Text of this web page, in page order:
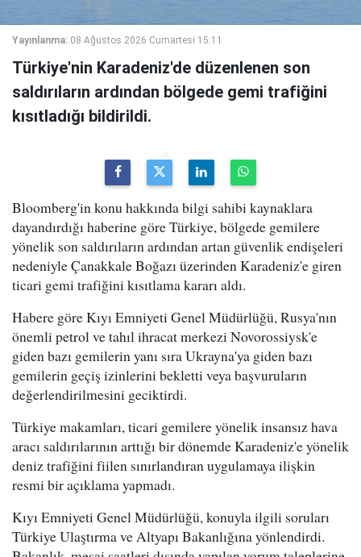
Yayınlanma: 08 Ağustos 2026 Cumartesi 15:11
Türkiye'nin Karadeniz'de düzenlenen son
saldırıların ardından bölgede gemi trafiğini
kısıtladığı bildirildi.
Bloomberg'in konu hakkında bilgi sahibi kaynaklara
dayandırdığı haberine göre Türkiye, bölgede gemilere
yönelik son saldırıların ardından artan güvenlik endişeleri
nedeniyle Çanakkale Boğazı üzerinden Karadeniz'e giren
ticari gemi trafiğini kısıtlama kararı aldı.
Habere göre Kıyı Emniyeti Genel Müdürlüğü, Rusya'nın
önemli petrol ve tahıl ihracat merkezi Novorossiysk'e
giden bazı gemilerin yanı sıra Ukrayna'ya giden bazı
gemilerin geçiş izinlerini bekletti veya başvuruların
değerlendirilmesini geciktirdi.
Türkiye makamları, ticari gemilere yönelik insansız hava
aracı saldırılarının arttığı bir dönemde Karadeniz'e yönelik
deniz trafiğini fiilen sınırlandıran uygulamaya ilişkin
resmi bir açıklama yapmadı.
Kıyı Emniyeti Genel Müdürlüğü, konuyla ilgili soruları
Türkiye Ulaştırma ve Altyapı Bakanlığına yönlendirdi.